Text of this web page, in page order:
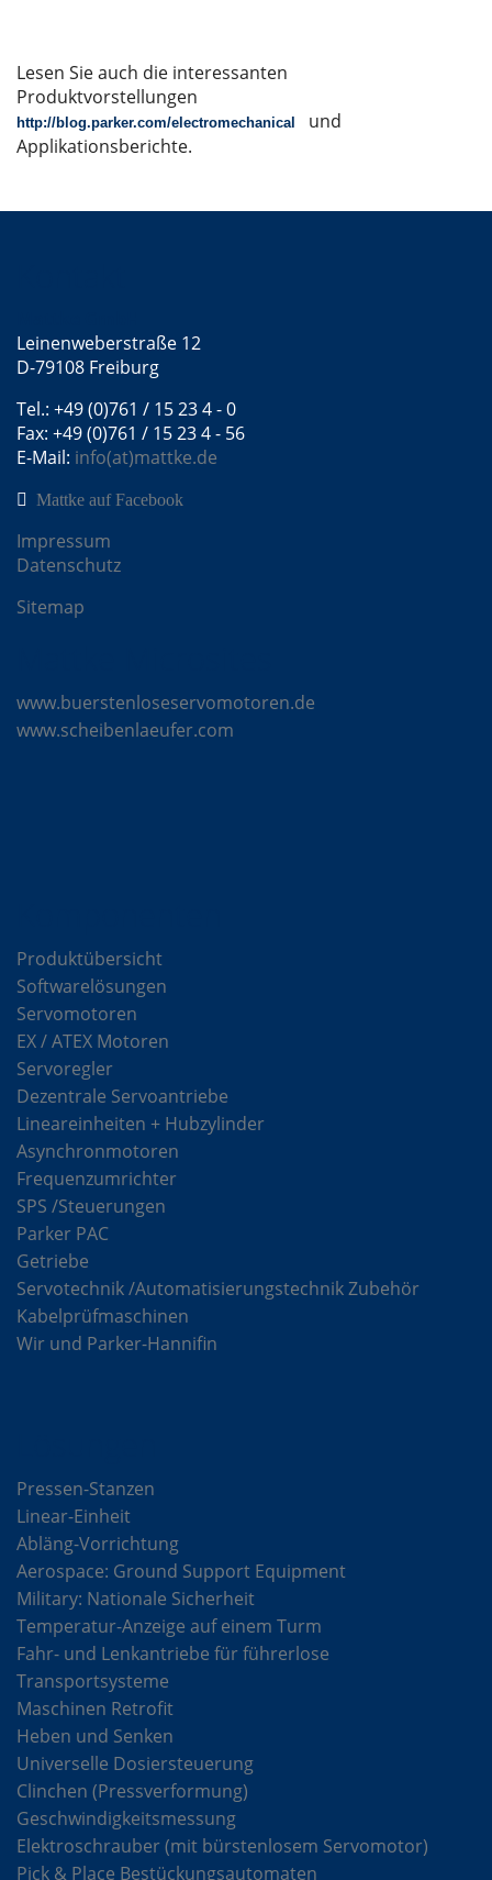
Lesen Sie auch die interessanten
Produktvorstellungen
http://blog.parker.com/electromechanical
und
Applikationsberichte.
Leinenweberstraße 12
D-79108 Freiburg
Tel.: +49 (0)761 / 15 23 4 - 0
Fax: +49 (0)761 / 15 23 4 - 56
E-Mail: info(at)mattke.de
Mattke auf Facebook
Impressum
Datenschutz
Sitemap
www.buerstenloseservomotoren.de
www.scheibenlaeufer.com
Produktübersicht
Softwarelösungen
Servomotoren
EX / ATEX Motoren
Servoregler
Dezentrale Servoantriebe
Lineareinheiten + Hubzylinder
Asynchronmotoren
Frequenzumrichter
SPS /Steuerungen
Parker PAC
Getriebe
Servotechnik /Automatisierungstechnik Zubehör
Kabelprüfmaschinen
Wir und Parker-Hannifin
Pressen-Stanzen
Linear-Einheit
Abläng-Vorrichtung
Aerospace: Ground Support Equipment
Military: Nationale Sicherheit
Temperatur-Anzeige auf einem Turm
Fahr- und Lenkantriebe für führerlose
Transportsysteme
Maschinen Retrofit
Heben und Senken
Universelle Dosiersteuerung
Clinchen (Pressverformung)
Geschwindigkeitsmessung
Elektroschrauber (mit bürstenlosem Servomotor)
Pick & Place Bestückungsautomaten